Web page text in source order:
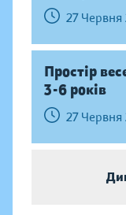
27
Простір
3-6 років
27